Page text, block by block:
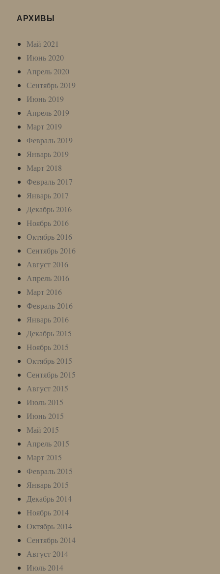
АРХИВЫ
Май 2021
Июнь 2020
Апрель 2020
Сентябрь 2019
Июнь 2019
Апрель 2019
Март 2019
Февраль 2019
Январь 2019
Март 2018
Февраль 2017
Январь 2017
Декабрь 2016
Ноябрь 2016
Октябрь 2016
Сентябрь 2016
Август 2016
Апрель 2016
Март 2016
Февраль 2016
Январь 2016
Декабрь 2015
Ноябрь 2015
Октябрь 2015
Сентябрь 2015
Август 2015
Июль 2015
Июнь 2015
Май 2015
Апрель 2015
Март 2015
Февраль 2015
Январь 2015
Декабрь 2014
Ноябрь 2014
Октябрь 2014
Сентябрь 2014
Август 2014
Июль 2014